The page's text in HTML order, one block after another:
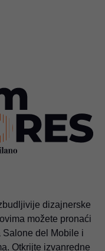
dizajnerske
možete pronaći
del Mobile i
Otkrijte izvanredne